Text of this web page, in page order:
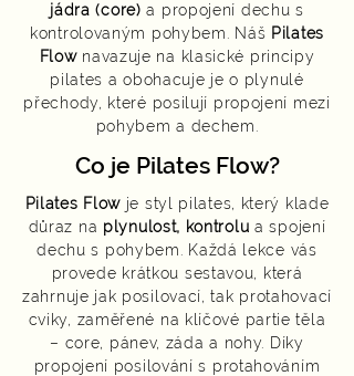
jádra (core) a propojení dechu s
kontrolovaným pohybem. Náš Pilates
Flownavazuje na klasické principy
pilates a obohacuje je o plynulé
přechody, které posilují propojení mezi
pohybem a dechem.
Co je Pilates Flow?
Pilates Flow je styl pilates, který klade
důraz na plynulost, kontrolu a spojení
dechu s pohybem. Každá lekce vás
provede krátkou sestavou, která
zahrnuje jak posilovací, tak protahovací
cviky, zaměřené na klíčové partie těla
– core, pánev, záda a nohy. Díky
propojení posilování s protahováním